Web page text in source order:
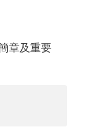
章及重要